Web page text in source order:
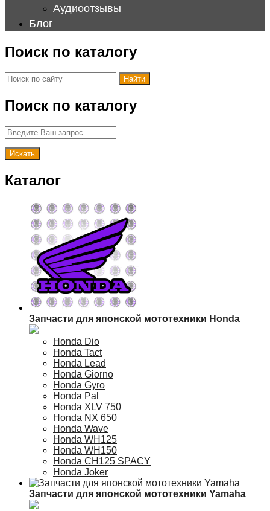
Аудиоотзывы
Блог
Поиск по каталогу
Поиск по каталогу
Каталог
Запчасти для японской мототехники Honda
Honda Dio
Honda Tact
Honda Lead
Honda Giorno
Honda Gyro
Honda Pal
Honda XLV 750
Honda NX 650
Honda Wave
Honda WH125
Honda WH150
Honda CH125 SPACY
Honda Joker
Запчасти для японской мототехники Yamaha